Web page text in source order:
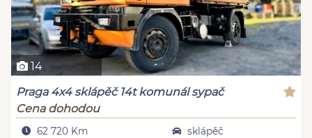
14
Praga 4x4 sklápěč 14t komunál sypač
Cena dohodou
62 720 Km
sklápěč